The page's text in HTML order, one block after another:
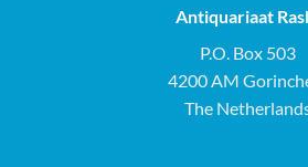
Antiquariaat
P.O. Box 503
4200 AM
The